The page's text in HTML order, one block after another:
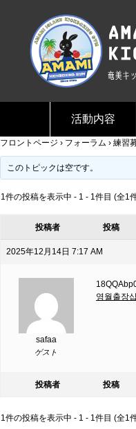
活動内容
フロントページ › フォーラム › 練習
このトピックは空です。
1件の投稿を表示中 - 1 - 1件目 (全1
投稿者 投稿
2025年12月14日 7:17 AM
safaa
ゲスト
영월출장
投稿者 投稿
1件の投稿を表示中 - 1 - 1件目 (全1